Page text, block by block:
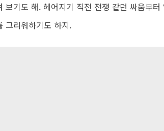
보기도 해. 헤어지기 직전 전쟁 같던 싸움부
그리워하기도 하지.